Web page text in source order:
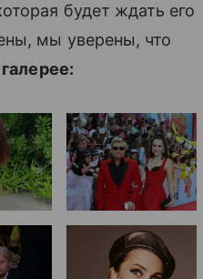
будет ждать его
мы уверены, что